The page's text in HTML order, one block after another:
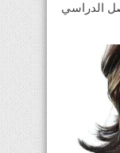
الدراسي